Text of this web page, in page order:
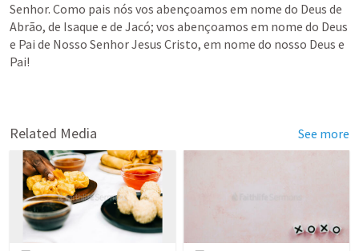
Senhor. Como pais nós vos abençoamos em nome do Deus de
Abrão, de Isaque e de Jacó; vos abençoamos em nome do Deus
e Pai de Nosso Senhor Jesus Cristo, em nome do nosso Deus e
Pai!
Related Media See more